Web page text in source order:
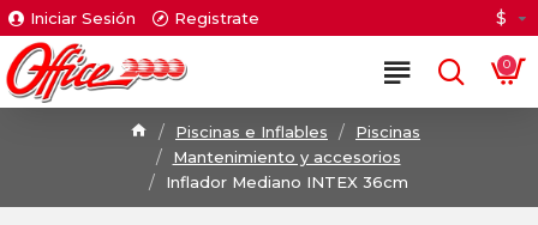
Iniciar Sesión Registrate $
0
Piscinas e Inflables
Piscinas
Mantenimiento y accesorios
Inflador Mediano INTEX 36cm